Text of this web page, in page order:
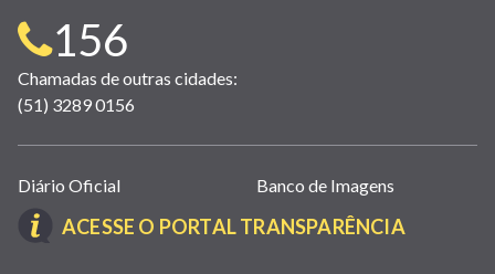
Telefone
para
contato:
156
Chamadas de outras cidades:
(51) 3289 0156
Links
úteis
(abrem
Diário Oficial Banco de Imagens
ACESSE O PORTAL TRANSPARÊNCIA(LINK